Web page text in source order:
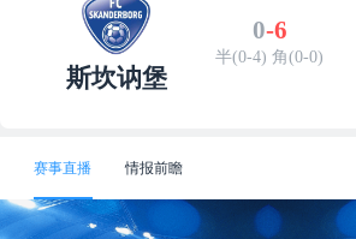
斯坎讷堡
0-6
半(0-4) 角(0-0)
赛事直播 情报前瞻